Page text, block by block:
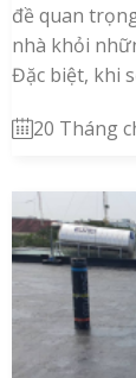
đề quan
nhà khỏi
Đặc biệt, khi
20 Tháng